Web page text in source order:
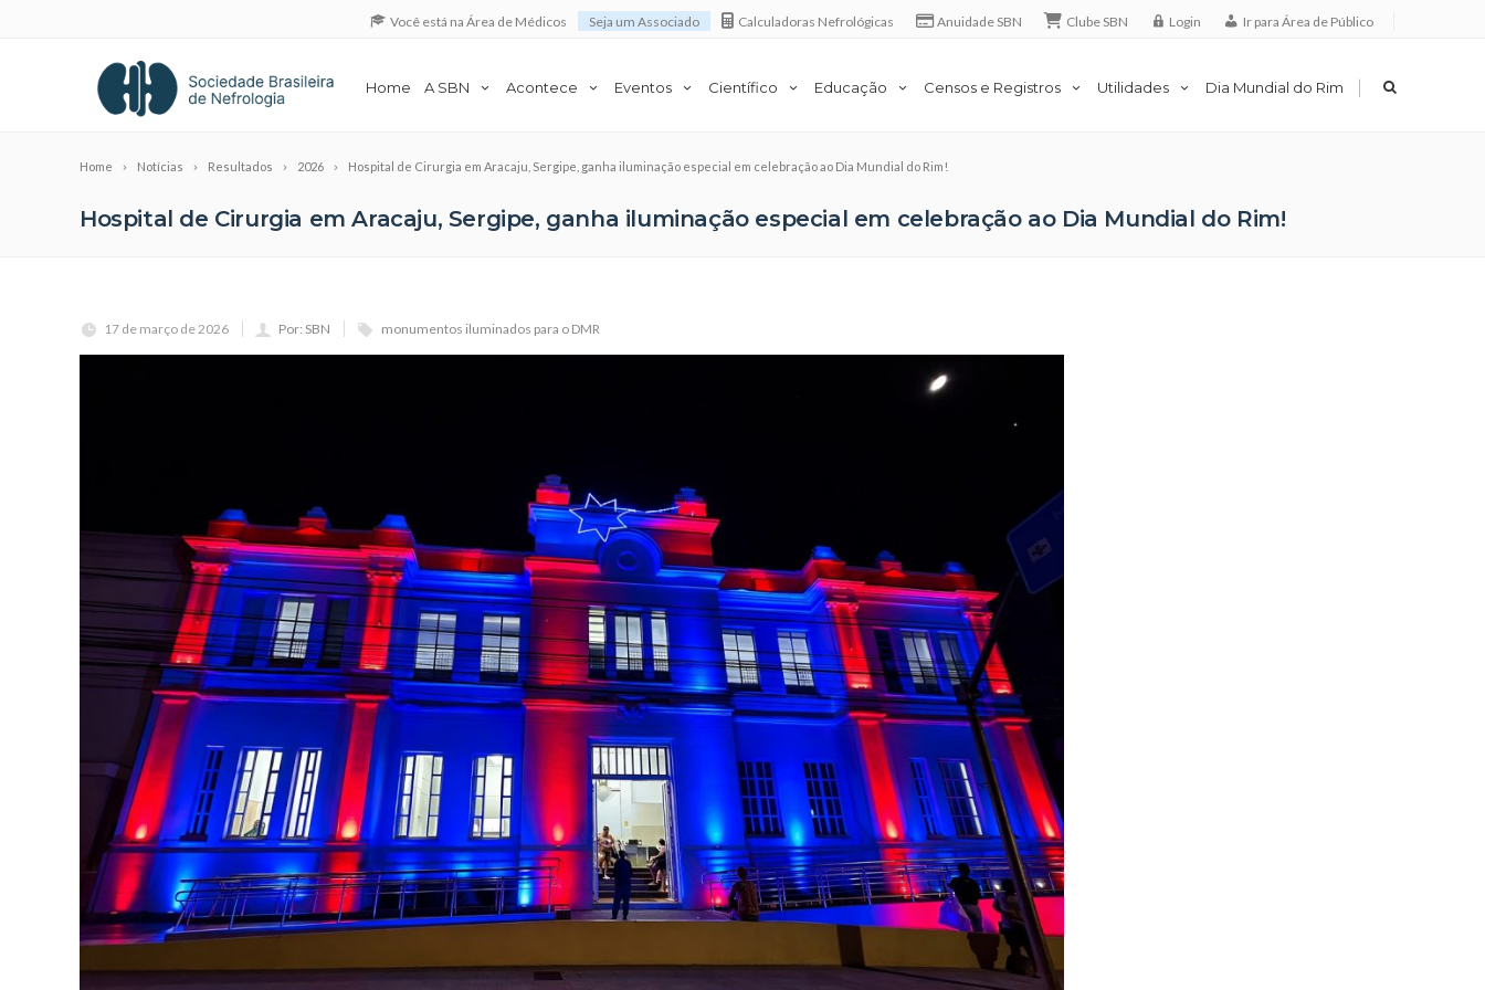
Você está na Área de Médicos Seja um Associado Calculadoras Nefrológicas Anuidade SBN Clube SBN Login Ir para Área de Público
Home A SBN Acontece Eventos Científico Educação Censos e Registros Utilidades Dia Mundial do Rim |
Home Notícias Resultados 2026 Hospital de Cirurgia em Aracaju, Sergipe, ganha iluminação especial em celebração ao Dia Mundial do Rim!
Hospital de Cirurgia em Aracaju, Sergipe, ganha iluminação especial em celebração ao Dia Mundial do Rim!
17 de março de 2026 Por: SBN monumentos iluminados para o DMR